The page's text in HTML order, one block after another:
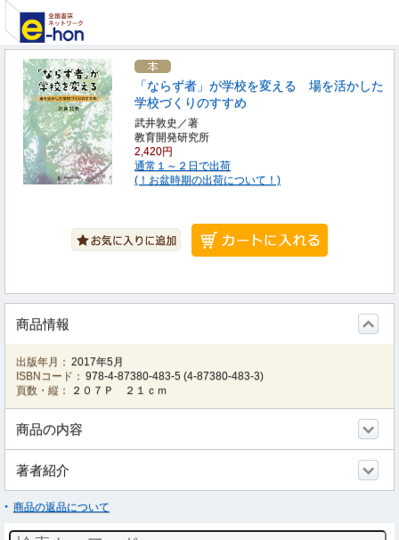
「ならず者」が学校を変える 場を活かした
学校づくりのすすめ
武井敦史／著
教育開発研究所
2,420円
通常１～２日で出荷
(！お盆時期の出荷について！)
商品情報
出版年月： 2017年5月
ISBNコード： 978-4-87380-483-5 (4-87380-483-3)
頁数・縦：
２０７Ｐ ２１ｃｍ
商品の内容
著者紹介
商品の返品について